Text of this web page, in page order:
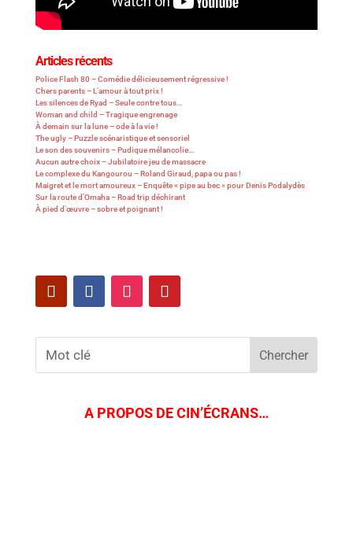
Articles récents
Police Flash 80 – Comédie délicieusement régressive !
Chers parents – L’amour à tout prix !
Les silences de Ryad – Seule contre tous…
Woman and child – Tragique engrenage
À demain sur la lune – ode à la vie !
The ugly – Puzzle scénaristique et sensoriel
Le son des souvenirs – Pudique mélancolie…
Aucun autre choix – Jubilatoire jeu de massacre
Le complexe du Kangourou – Roland Giraud, papa ou pas !
Maigret et le mort amoureux – Enquête « pipe au bec » pour Denis Podalydès
Sur la route d’Omaha – Road trip déchirant
À pied d’œuvre – sobre et poignant !
A PROPOS DE CIN’ÉCRANS…